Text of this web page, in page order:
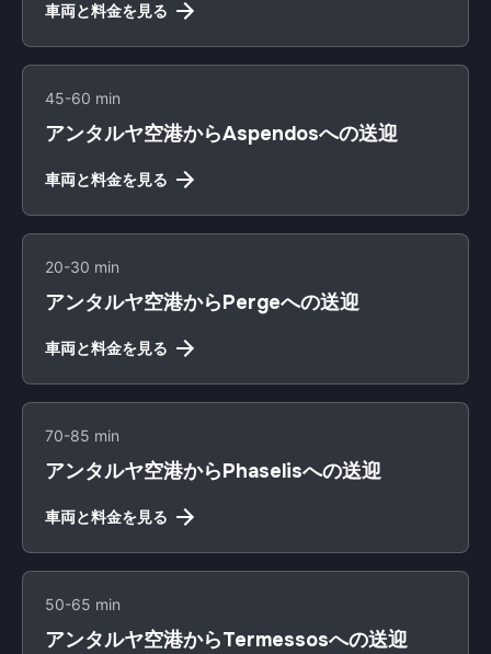
車両と料金を見る
45-60 min
アンタルヤ空港からAspendosへの送迎
車両と料金を見る
20-30 min
アンタルヤ空港からPergeへの送迎
車両と料金を見る
70-85 min
アンタルヤ空港からPhaselisへの送迎
車両と料金を見る
50-65 min
アンタルヤ空港からTermessosへの送迎